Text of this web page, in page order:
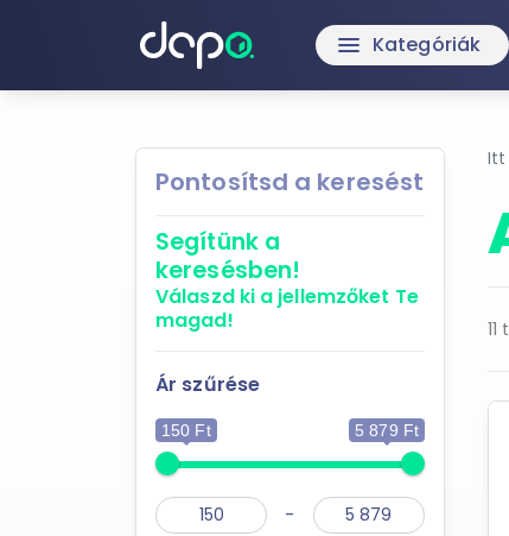
menu Kategóriák
Pontosítsd a keresést
Segítünk a
keresésben!
Válaszd ki a jellemzőket Te
magad!
Ár szűrése
150 Ft 5 879 Ft
-
Itt